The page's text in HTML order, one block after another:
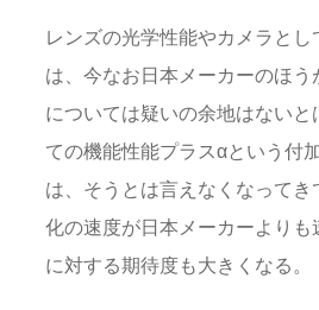
レンズの光学性能やカメラとし
は、今なお日本メーカーのほう
については疑いの余地はないと
ての機能性能プラスαという付
は、そうとは言えなくなってき
化の速度が日本メーカーよりも
に対する期待度も大きくなる。